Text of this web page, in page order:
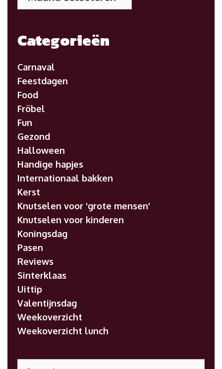
Categorieën
Carnaval
Feestdagen
Food
Fröbel
Fun
Gezond
Halloween
Handige hapjes
Internationaal bakken
Kerst
Knutselen voor 'grote mensen'
Knutselen voor kinderen
Koningsdag
Pasen
Reviews
Sinterklaas
Uittip
Valentijnsdag
Weekoverzicht
Weekoverzicht lunch